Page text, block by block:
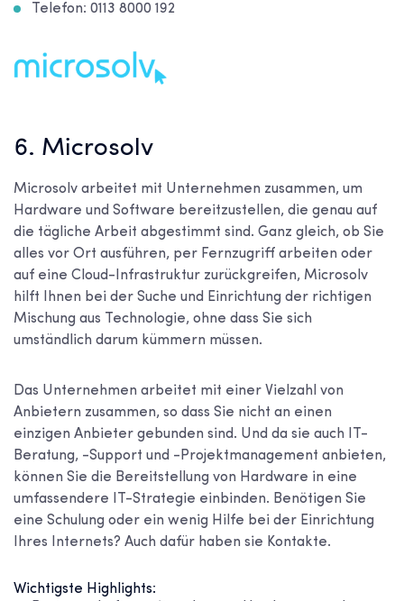
Telefon: 0113 8000 192
6. Microsolv
Microsolv arbeitet mit Unternehmen zusammen, um
Hardware und Software bereitzustellen, die genau auf
die tägliche Arbeit abgestimmt sind. Ganz gleich, ob Sie
alles vor Ort ausführen, per Fernzugriff arbeiten oder
auf eine Cloud-Infrastruktur zurückgreifen, Microsolv
hilft Ihnen bei der Suche und Einrichtung der richtigen
Mischung aus Technologie, ohne dass Sie sich
umständlich darum kümmern müssen.
Das Unternehmen arbeitet mit einer Vielzahl von
Anbietern zusammen, so dass Sie nicht an einen
einzigen Anbieter gebunden sind. Und da sie auch IT-
Beratung, -Support und -Projektmanagement anbieten,
können Sie die Bereitstellung von Hardware in eine
umfassendere IT-Strategie einbinden. Benötigen Sie
eine Schulung oder ein wenig Hilfe bei der Einrichtung
Ihres Internets? Auch dafür haben sie Kontakte.
Wichtigste Highlights: